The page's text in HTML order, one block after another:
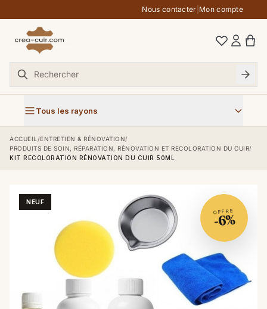
Nous contacter Mon compte
Tous les rayons
ACCUEIL /ENTRETIEN & RÉNOVATION/
PRODUITS DE SOIN, RÉPARATION, RÉNOVATION ET RECOLORATION DU CUIR/
KIT RECOLORATION RÉNOVATION DU CUIR 50ML
NEUF
OFFRE
-6%